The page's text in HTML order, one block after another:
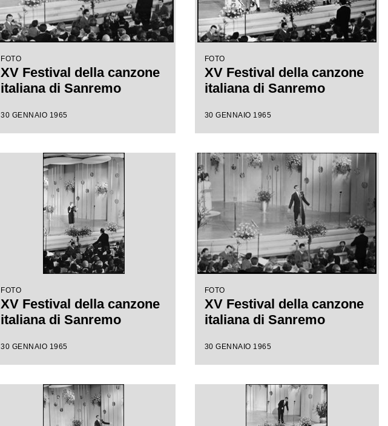
FOTO
XV Festival della canzone
italiana di Sanremo
30 GENNAIO 1965
FOTO
XV Festival della canzone
italiana di Sanremo
30 GENNAIO 1965
FOTO
XV Festival della canzone
italiana di Sanremo
30 GENNAIO 1965
FOTO
XV Festival della canzone
italiana di Sanremo
30 GENNAIO 1965